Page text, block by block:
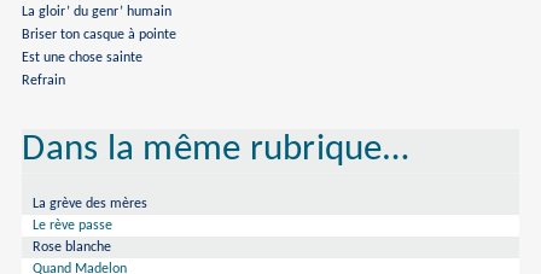
La gloir’ du genr’ humain
Briser ton casque à pointe
Est une chose sainte
Refrain
Dans la même rubrique…
La grève des mères
Le rève passe
Rose blanche
Quand Madelon